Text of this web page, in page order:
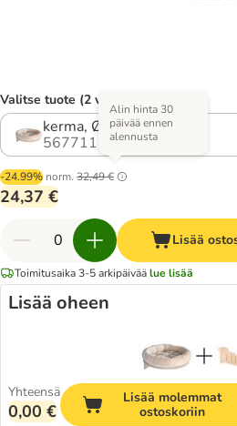
Valitse tuote (2 vaihtoehtoa)
kerma, Ø 48 cm
567711.0
-24.99% norm. 32,49 €
Alin hinta 30
päivää ennen
alennusta
24,37 €
Lisää
Toimitusaika 3-5 arkipäiväälue lisää
Lisää oheen
Yhteensä
0,00 €
Lisää molemmat
ostoskoriin